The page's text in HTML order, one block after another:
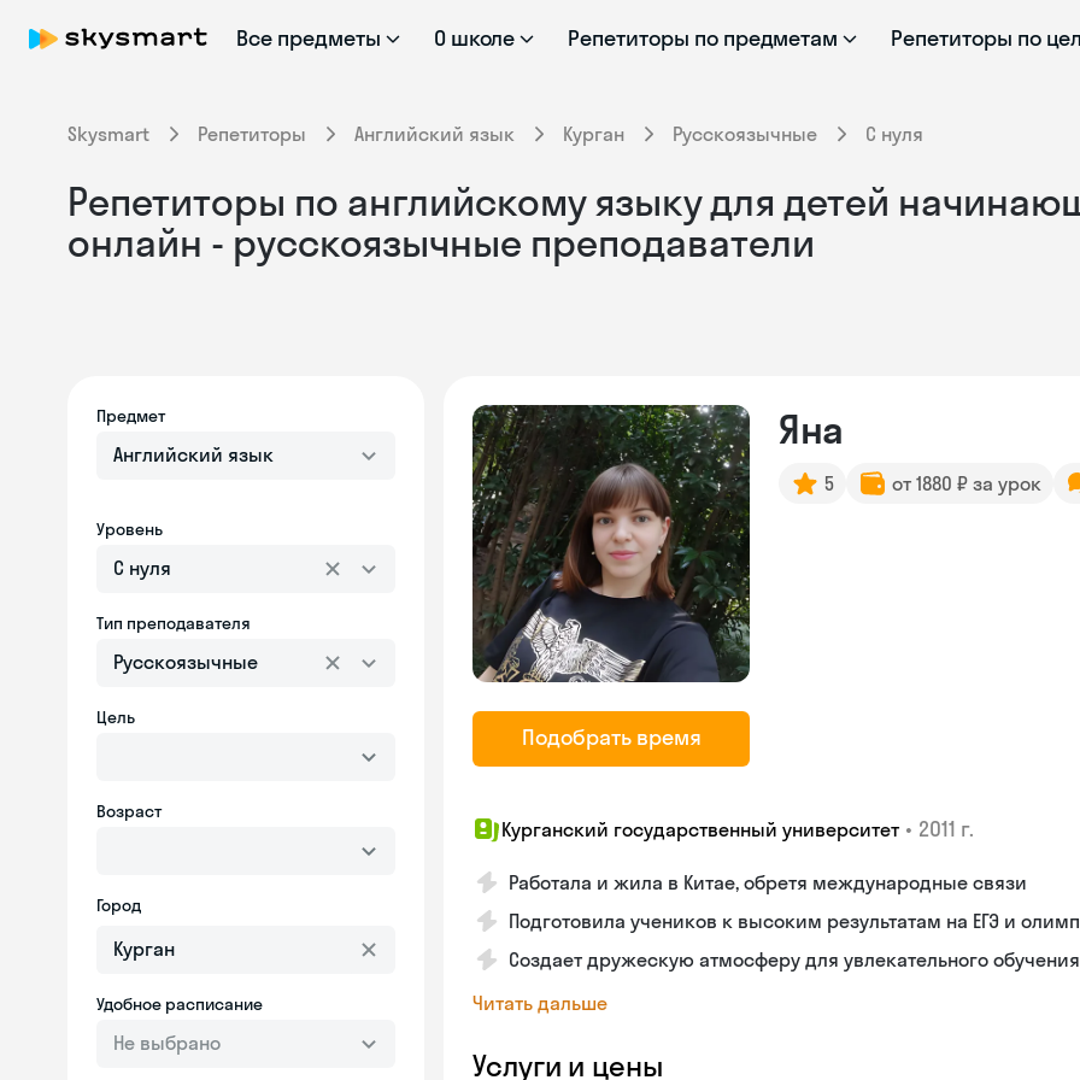
Все предметы О школе Репетиторы по предметам Репетиторы по
Skysmart Репетиторы Английский язык Курган Русскоязычные С нуля
Репетиторы по английскому языку для детей
онлайн - русскоязычные преподаватели
Предмет
Английский язык
Уровень
С нуля
Тип преподавателя
Русскоязычные
Цель
Возраст
Город
Удобное расписание
Не выбрано
Подобрать время
Яна
5 от 1880 ₽ за урок
Курганский государственный университет • 2011 г.
Работала и жила в Китае, обретя международные связи
Подготовила учеников к высоким результатам на ЕГЭ и
Создает дружескую атмосферу для увлекательного обучения
Читать дальше
Услуги и цены